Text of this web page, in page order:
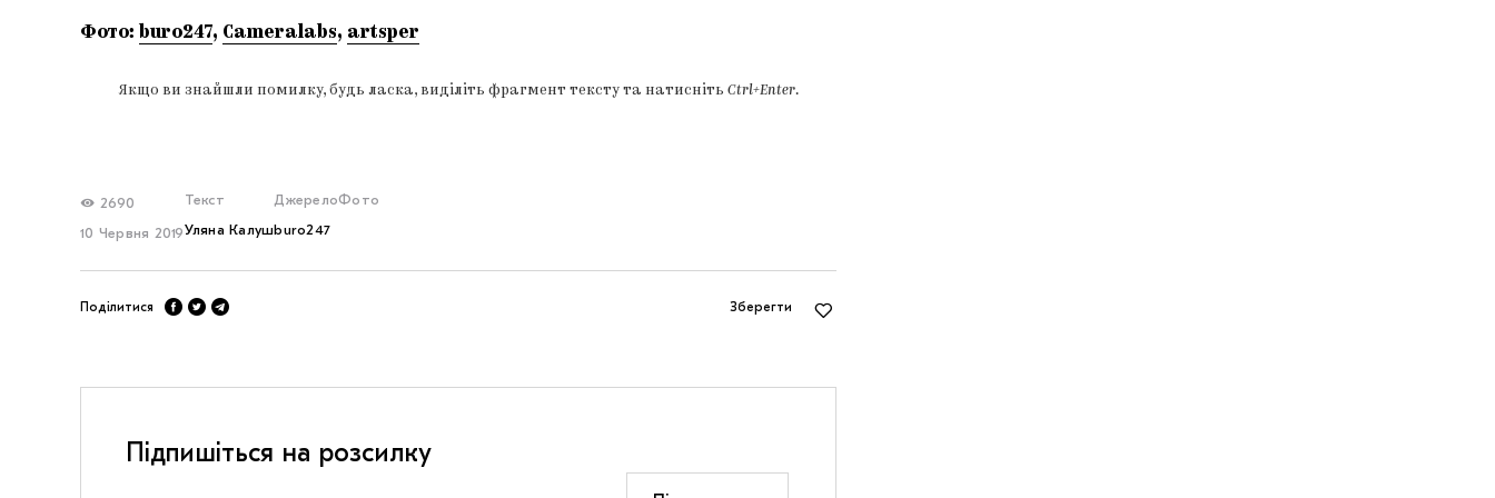
Фото: buro247, Cameralabs, artsper
Якщо ви знайшли помилку, будь ласка, виділіть фрагмент тексту та натисніть Ctrl+Enter.
2690
10 Червня 2019
Текст
Уляна Калуш
Джерело
buro247
Фото
Поділитися Зберегти
Підпишіться на розсилку